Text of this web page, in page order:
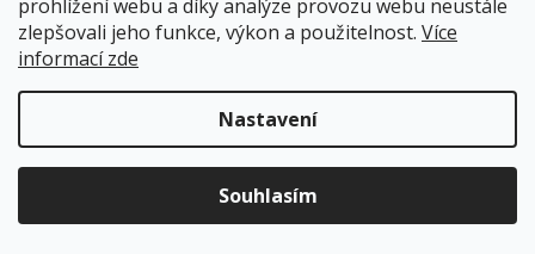
prohlížení webu a díky analýze provozu webu neustále
zlepšovali jeho funkce, výkon a použitelnost. Více
informací zde
Nastavení
Souhlasím
Přihlas se do Pěníkova Klubu